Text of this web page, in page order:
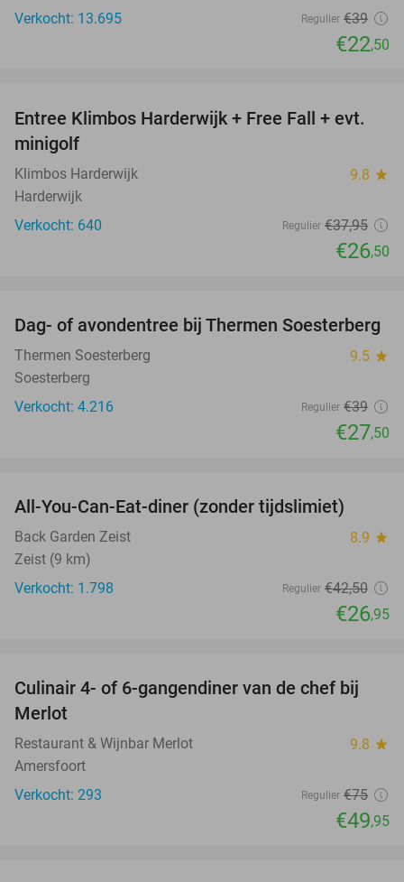
Verkocht: 13.695
Regulier €39
€22,50
30%
Entree Klimbos Harderwijk + Free Fall + evt.
minigolf
Klimbos Harderwijk 9.8 star
Harderwijk
Verkocht: 640
Regulier €37,95
€26,50
29%
Dag- of avondentree bij Thermen Soesterberg
Thermen Soesterberg 9.5 star
Soesterberg
Verkocht: 4.216
Regulier €39
€27,50
All-You-Can-Eat-diner (zonder tijdslimiet)
Back Garden Zeist 8.9 star
Zeist (9 km)
Verkocht: 1.798
Regulier €42,50
€26,95
33%
Culinair 4- of 6-gangendiner van de chef bij
Merlot
Restaurant & Wijnbar Merlot 9.8 star
Amersfoort
Verkocht: 293
Regulier €75
€49,95